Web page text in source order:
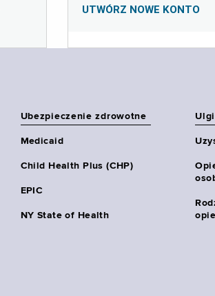
UTWÓRZ NOWE KONTO
Ubezpieczenie zdrowotne
Medicaid
Child Health Plus (CHP)
EPIC
NY State of Health